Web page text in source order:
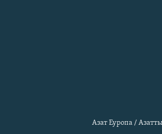
Азат Еуропа /